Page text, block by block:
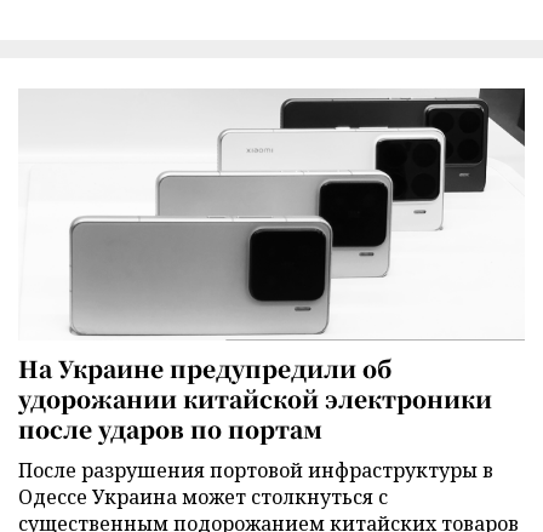
На Украине предупредили об
удорожании китайской электроники
после ударов по портам
После разрушения портовой инфраструктуры в
Одессе Украина может столкнуться с
существенным подорожанием китайских товаров